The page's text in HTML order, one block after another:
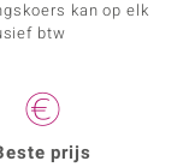
kan op elk
btw
prijs